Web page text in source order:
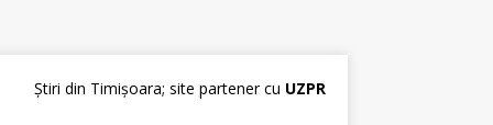
Știri din Timișoara; site partener cu UZPR